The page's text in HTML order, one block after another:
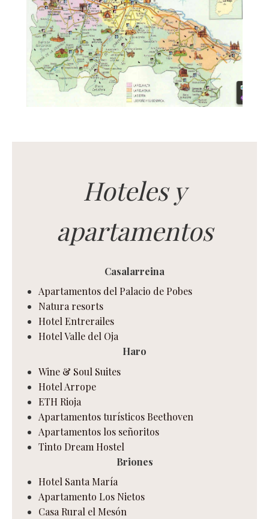
Hoteles y
apartamentos
Casalarreina
Apartamentos del Palacio de Pobes
Natura resorts
Hotel Entrerailes
Hotel Valle del Oja
Haro
Wine & Soul Suites
Hotel Arrope
ETH Rioja
Apartamentos turísticos Beethoven
Apartamentos los señoritos
Tinto Dream Hostel
Briones
Hotel Santa María
Apartamento Los Nietos
Casa Rural el Mesón